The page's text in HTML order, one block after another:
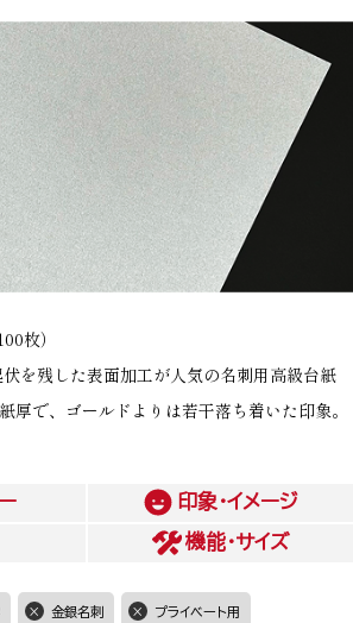
枚）
を残した表面加工が人気の名刺用高級台紙
厚で、ゴールドよりは若干落ち着いた印象。
印象・イメージ
機能・サイズ
金銀名刺 プライベート用